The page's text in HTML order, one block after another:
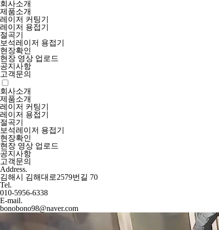
회사소개
제품소개
레이저 커팅기
레이저 용접기
절곡기
보석레이저 용접기
현장확인
현장 영상 업로드
공지사항
고객문의
회사소개
제품소개
레이저 커팅기
레이저 용접기
절곡기
보석레이저 용접기
현장확인
현장 영상 업로드
공지사항
고객문의
Address.
김해시 김해대로2579번길 70
Tel.
010-5956-6338
E-mail.
bonobono98@naver.com